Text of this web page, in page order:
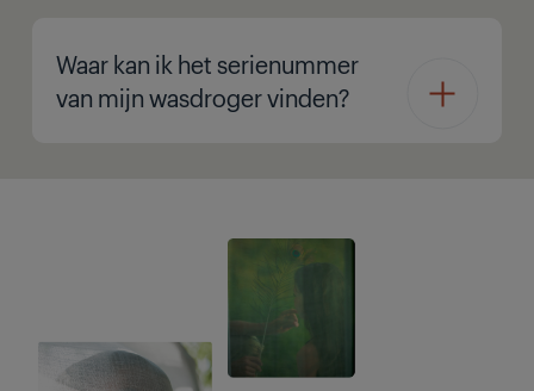
Waar kan ik het serienummer
van mijn wasdroger vinden?